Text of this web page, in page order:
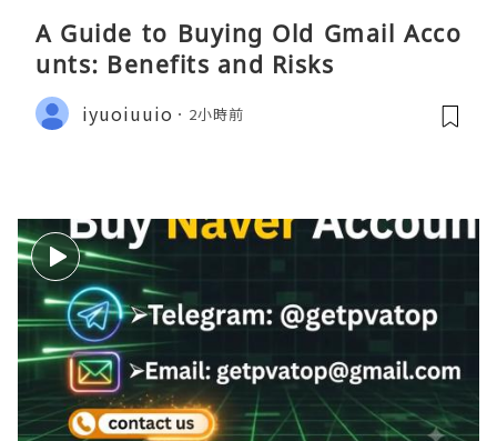
A Guide to Buying Old Gmail Acco
unts: Benefits and Risks
iyuoiuuio 2小時前